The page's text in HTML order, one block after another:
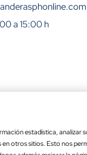
calidad para
a 15:00 h
estadística, analizar
otros sitios. Esto nos